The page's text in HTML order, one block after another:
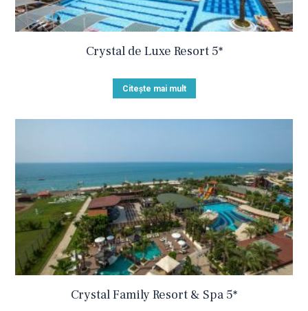
Crystal de Luxe Resort 5*
Citește mai mult
Crystal Family Resort & Spa 5*